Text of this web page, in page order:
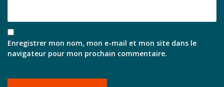
Enregistrer mon nom, mon e-mail et mon site dans le
navigateur pour mon prochain commentaire.